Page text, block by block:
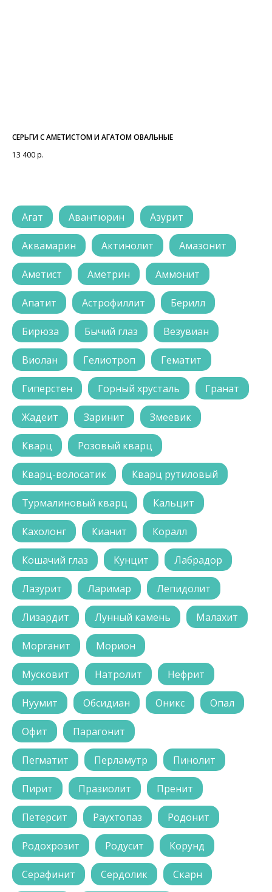
СЕРЬГИ С АМЕТИСТОМ И АГАТОМ ОВАЛЬНЫЕ
13 400р.
Агат Авантюрин Азурит
Аквамарин Актинолит Амазонит
Аметист Аметрин Аммонит
Апатит Астрофиллит Берилл
Бирюза Бычий глаз Везувиан
Виолан Гелиотроп Гематит
Гиперстен Горный хрусталь Гранат
Жадеит Заринит Змеевик
Кварц Розовый кварц
Кварц-волосатик Кварц рутиловый
Турмалиновый кварц Кальцит
Кахолонг Кианит Коралл
Кошачий глаз Кунцит Лабрадор
Лазурит Ларимар Лепидолит
Лизардит Лунный камень Малахит
Морганит Морион
Мусковит Натролит Нефрит
Нуумит Обсидиан Оникс Опал
Офит Парагонит
Пегматит Перламутр Пинолит
Пирит Празиолит Пренит
Петерсит Раухтопаз Родонит
Родохрозит Родусит Корунд
Серафинит Сердолик Скарн